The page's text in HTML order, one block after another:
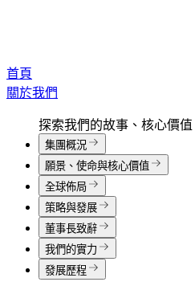
首頁
關於我們
探索我們的故事、核心價
集團概況
願景、使命與核心價值
全球佈局
策略與發展
董事長致辭
我們的實力
發展歷程